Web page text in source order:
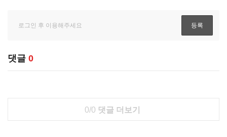
댓글 0
0/0 댓글 더보기